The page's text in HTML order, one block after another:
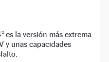
es la versión más extrema
y unas capacidades